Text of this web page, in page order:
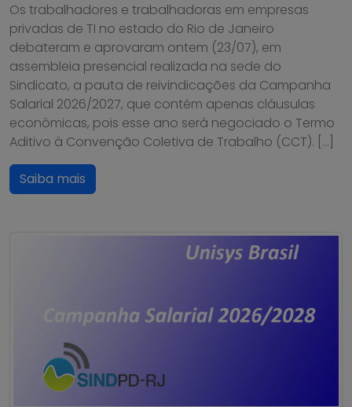
Os trabalhadores e trabalhadoras em empresas
privadas de TI no estado do Rio de Janeiro
debateram e aprovaram ontem (23/07), em
assembleia presencial realizada na sede do
Sindicato, a pauta de reivindicações da Campanha
Salarial 2026/2027, que contém apenas cláusulas
econômicas, pois esse ano será negociado o Termo
Aditivo à Convenção Coletiva de Trabalho (CCT). […]
Saiba mais